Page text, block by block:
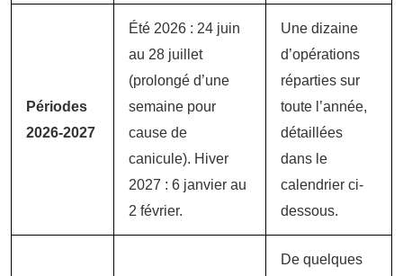
Périodes
2026-2027
Été 2026 : 24 juin
au 28 juillet
(prolongé d’une
semaine pour
cause de
canicule). Hiver
2027 : 6 janvier au
2 février.
Une dizaine
d’opérations
réparties sur
toute l’année,
détaillées
dans le
calendrier ci-
dessous.
De quelques